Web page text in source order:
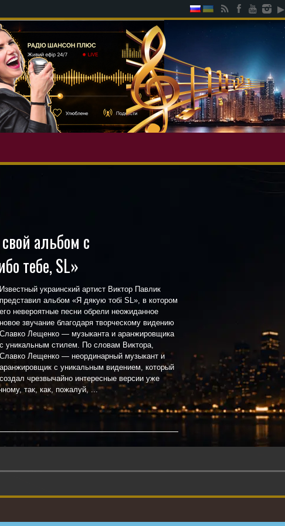
альбом с
тебе, SL»
Известный украинский артист Виктор Павлик
представил альбом «Я дякую тобі SL», в котором
его невероятные песни обрели неожиданное
новое звучание благодаря творческому видению
Славко Лещенко — музыканта и аранжировщика
с уникальным стилем. По словам Виктора,
Славко Лещенко — неординарный музыкант и
аранжировщик с уникальным видением, который
создал чрезвычайно интересные версии уже
так, как, пожалуй, ...